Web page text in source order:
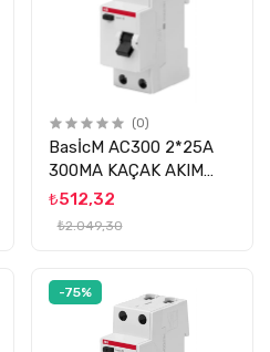
(0)
BasİcM AC300 2*25A
300MA KAÇAK AKIM
ROLESİ ABB
₺512,32
₺2.049,30
-75%